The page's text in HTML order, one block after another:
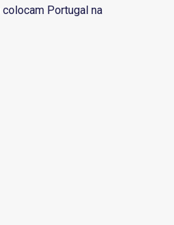
Portugal na